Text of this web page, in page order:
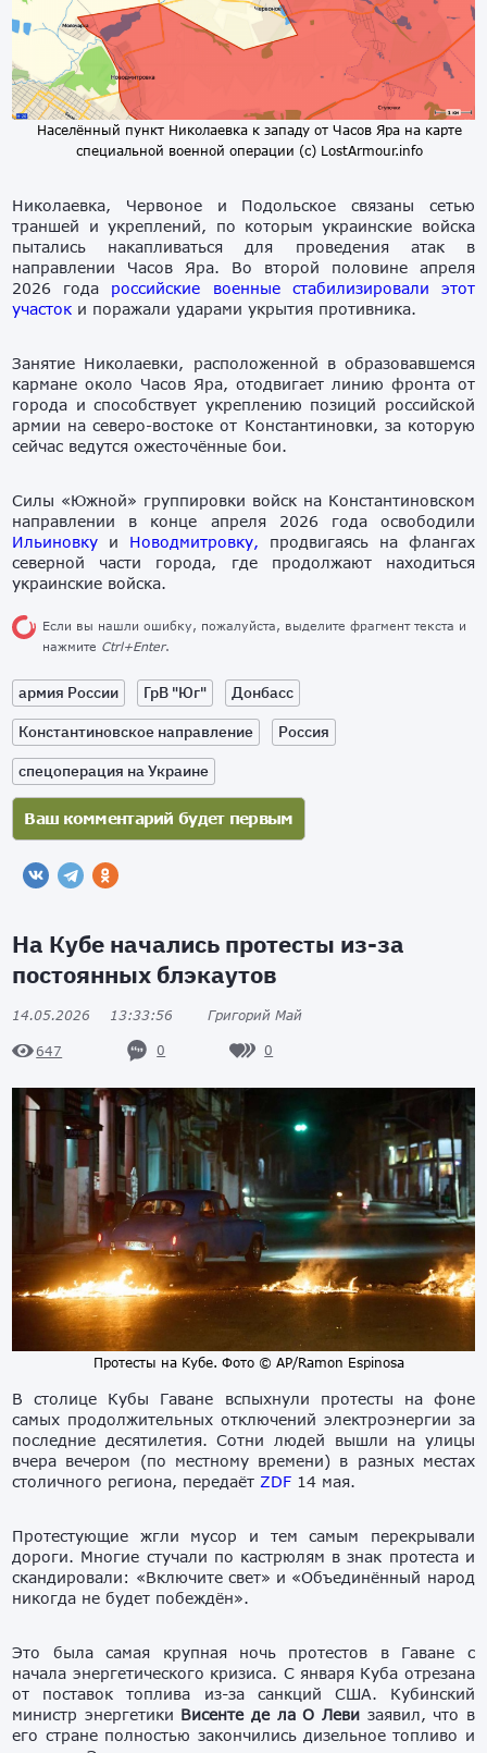
Населённый пункт Николаевка к западу от Часов Яра на карте
специальной военной операции (с) LostArmour.info
Николаевка, Червоное и Подольское связаны сетью
траншей и укреплений, по которым украинские войска
пытались накапливаться для проведения атак в
направлении Часов Яра. Во второй половине апреля
2026 года российские военные стабилизировали этот
участок и поражали ударами укрытия противника.
Занятие Николаевки, расположенной в образовавшемся
кармане около Часов Яра, отодвигает линию фронта от
города и способствует укреплению позиций российской
армии на северо-востоке от Константиновки, за которую
сейчас ведутся ожесточённые бои.
Силы «Южной» группировки войск на Константиновском
направлении в конце апреля 2026 года освободили
Ильиновку и Новодмитровку, продвигаясь на флангах
северной части города, где продолжают находиться
украинские войска.
Если вы нашли ошибку, пожалуйста, выделите фрагмент текста и
нажмите Ctrl+Enter.
армия России ГрВ "Юг"
Донбасс
Константиновское направление
Россия
спецоперация на Украине
На Кубе начались протесты из-за
постоянных блэкаутов
14.05.2026 13:33:56 Григорий Май
647 0 0
Протесты на Кубе. Фото © AP/Ramon Espinosa
В столице Кубы Гаване вспыхнули протесты на фоне
самых продолжительных отключений электроэнергии за
последние десятилетия. Сотни людей вышли на улицы
вчера вечером (по местному времени) в разных местах
столичного региона, передаёт ZDF 14 мая.
Протестующие жгли мусор и тем самым перекрывали
дороги. Многие стучали по кастрюлям в знак протеста и
скандировали: «Включите свет» и «Объединённый народ
никогда не будет побеждён».
Это была самая крупная ночь протестов в Гаване с
начала энергетического кризиса. С января Куба отрезана
от поставок топлива из-за санкций США. Кубинский
министр энергетики Висенте де ла О Левизаявил, что в
его стране полностью закончились дизельное топливо и